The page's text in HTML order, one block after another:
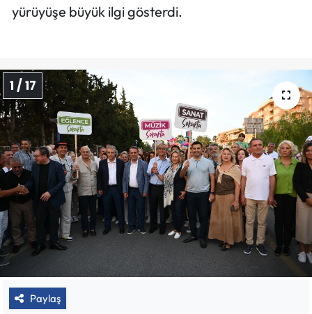
yürüyüşe büyük ilgi gösterdi.
1 / 17
Paylaş